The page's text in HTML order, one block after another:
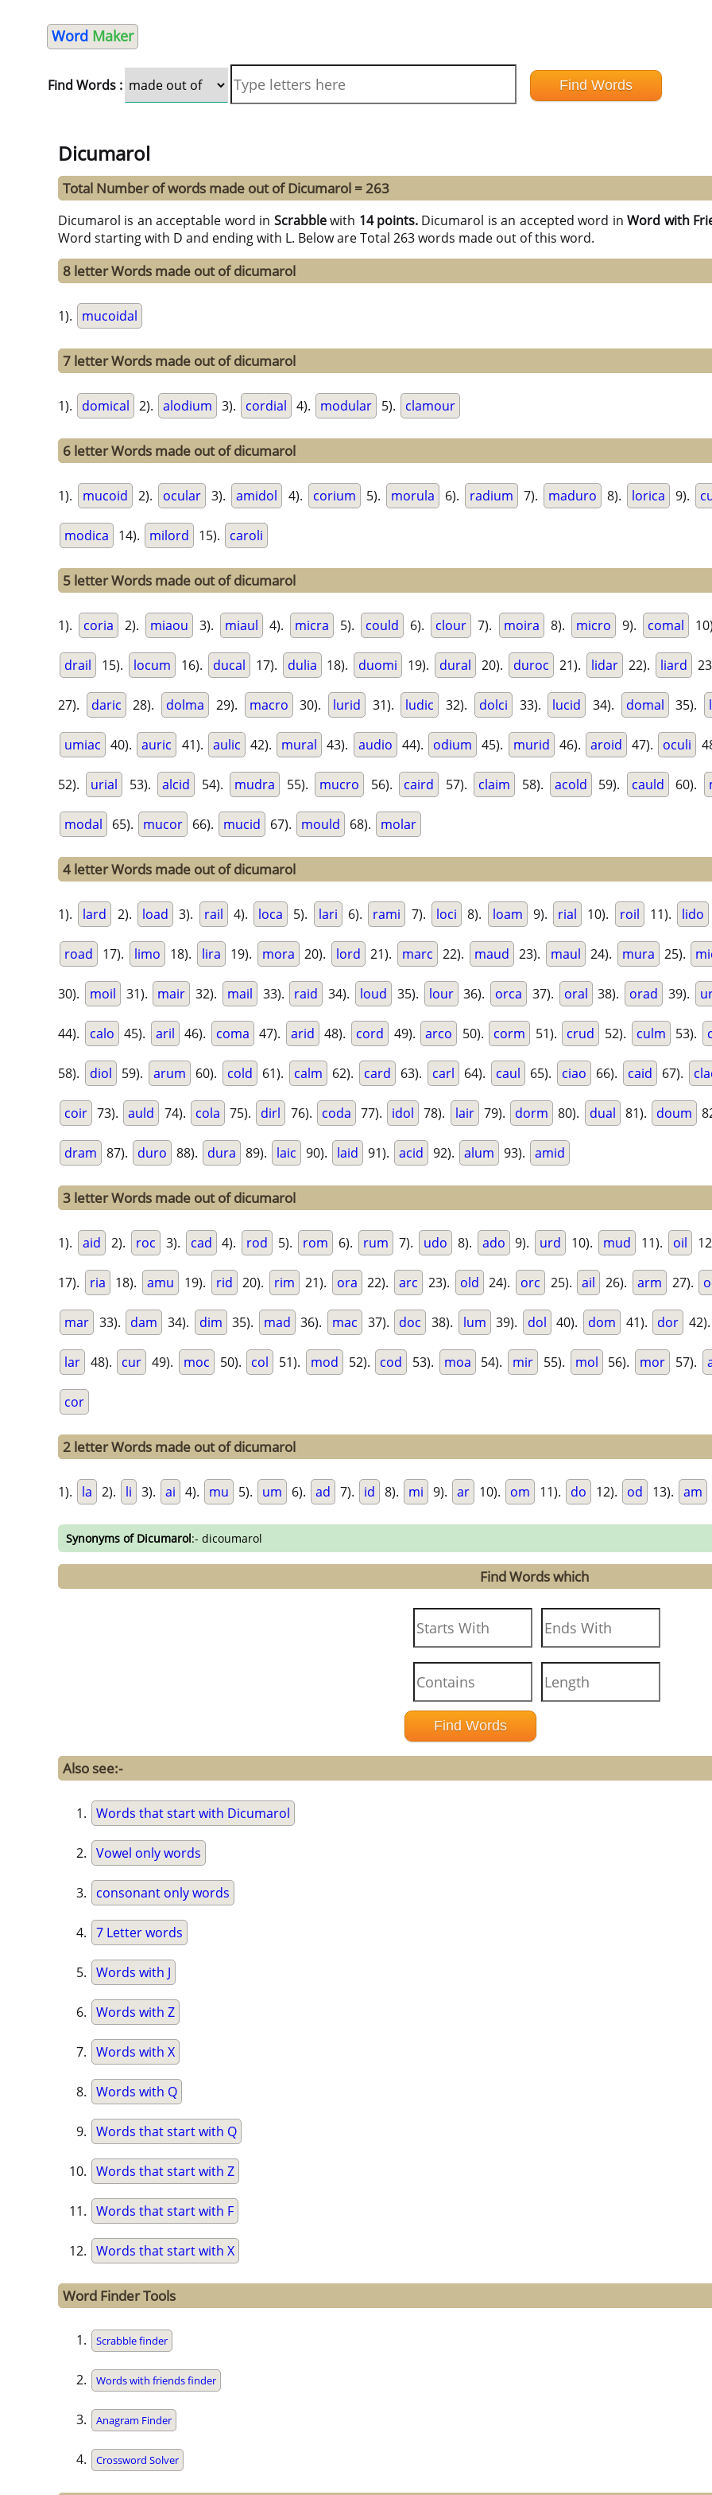
Word Maker
Find Words :
Dicumarol
Total Number of words made out of Dicumarol = 263
Dicumarol is an acceptable word in Scrabblewith 14 points. Dicumarol is an accepted word inWord with
Word starting with D and ending with L. Below are Total 263 words made out of this word.
8 letter Words made out of dicumarol
1). mucoidal
7 letter Words made out of dicumarol
1). domical 2). alodium 3). cordial 4). modular 5). clamour
6 letter Words made out of dicumarol
1). mucoid 2). ocular 3). amidol 4). corium 5). morula 6). radium 7). maduro 8). lorica 9).
modica 14). milord 15). caroli
5 letter Words made out of dicumarol
1). coria 2). miaou 3). miaul 4). micra 5). could 6). clour 7). moira 8). micro 9). comal
drail 15). locum 16). ducal 17). dulia 18). duomi 19). dural 20). duroc 21). lidar 22). liard
27). daric 28). dolma 29). macro 30). lurid 31). ludic 32). dolci 33). lucid 34). domal 35).
umiac 40). auric 41). aulic 42). mural 43). audio 44). odium 45). murid 46). aroid 47). oculi
52). urial 53). alcid 54). mudra 55). mucro 56). caird 57). claim 58). acold 59). cauld 60).
modal 65). mucor 66). mucid 67). mould 68). molar
4 letter Words made out of dicumarol
1). lard 2). load 3). rail 4). loca 5). lari 6). rami 7). loci 8). loam 9). rial 10). roil 11). lido
road 17). limo 18). lira 19). mora 20). lord 21). marc 22). maud 23). maul 24). mura 25).
30). moil 31). mair 32). mail 33). raid 34). loud 35). lour 36). orca 37). oral 38). orad 39).
44). calo 45). aril 46). coma 47). arid 48). cord 49). arco 50). corm 51). crud 52). culm 53).
58). diol 59). arum 60). cold 61). calm 62). card 63). carl 64). caul 65). ciao 66). caid 67).
coir 73). auld 74). cola 75). dirl 76). coda 77). idol 78). lair 79). dorm 80). dual 81). doum
dram 87). duro 88). dura 89). laic 90). laid 91). acid 92). alum 93). amid
3 letter Words made out of dicumarol
1). aid 2). roc 3). cad 4). rod 5). rom 6). rum 7). udo 8). ado 9). urd 10). mud 11). oil
17). ria 18). amu 19). rid 20). rim 21). ora 22). arc 23). old 24). orc 25). ail 26). arm 27).
mar 33). dam 34). dim 35). mad 36). mac 37). doc 38). lum 39). dol 40). dom 41). dor
lar 48). cur 49). moc 50). col 51). mod 52). cod 53). moa 54). mir 55). mol 56). mor 57).
cor
2 letter Words made out of dicumarol
1). la 2). li 3). ai 4). mu 5). um 6). ad 7). id 8). mi 9). ar 10). om 11). do 12). od 13). am
Synonyms of Dicumarol:- dicoumarol
Find Words which
Also see:-
Words that start with Dicumarol
Vowel only words
consonant only words
7 Letter words
Words with J
Words with Z
Words with X
Words with Q
Words that start with Q
Words that start with Z
Words that start with F
Words that start with X
Word Finder Tools
Scrabble finder
Words with friends finder
Anagram Finder
Crossword Solver